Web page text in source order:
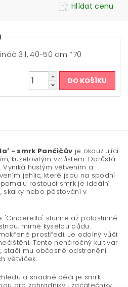
Hlídat cenu
3 l, 40-50 cm *70
- smrk Pančičův je okouzlující
kuželovitým vzrůstem. Dorůstá
Vyniká hustým větvením a
jehlic, které jsou na spodní
rostoucí smrk je ideální
nebo pěstování v
'Cinderella' slunné až polostinné
mírně kyselou půdu.
prostředí. Je odolný vůči
Tento nenáročný kultivar
stačí mu občasné odstranění
větviček.
a snadné péči je smrk